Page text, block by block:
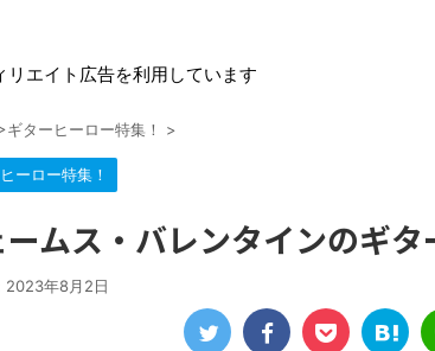
リエイト広告を利用しています
ギターヒーロー特集！ >
ーロー特集！
ムス・バレンタインのギタ
2023年8月2日